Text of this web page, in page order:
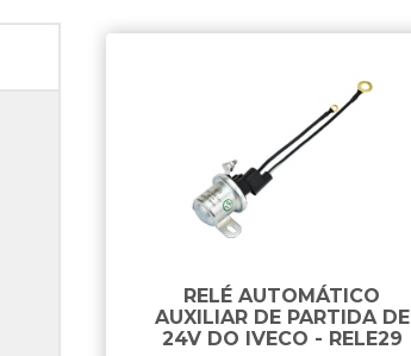
RELÉ AUTOMÁTICO
AUXILIAR DE PARTIDA DE
24V DO IVECO - RELE29